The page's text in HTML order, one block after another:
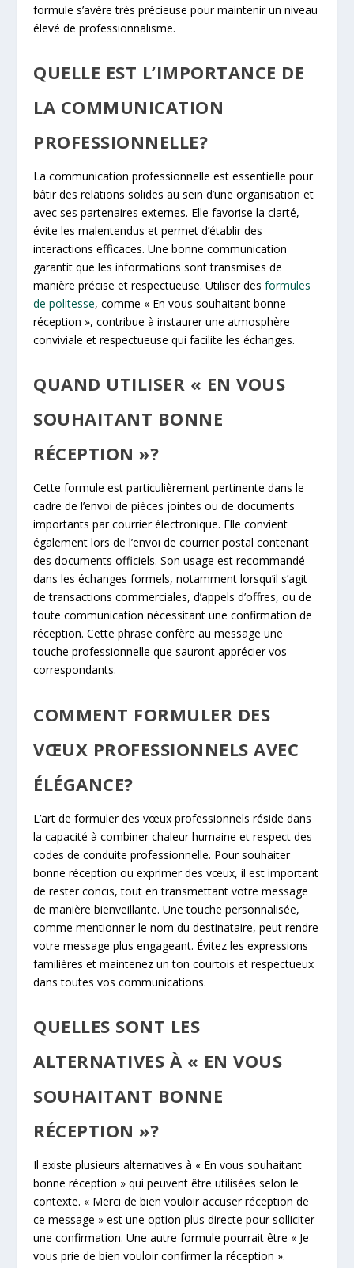
formule s’avère très précieuse pour maintenir un niveau
élevé de professionnalisme.
QUELLE EST L’IMPORTANCE DE
LA COMMUNICATION
PROFESSIONNELLE?
La communication professionnelle est essentielle pour
bâtir des relations solides au sein d’une organisation et
avec ses partenaires externes. Elle favorise la clarté,
évite les malentendus et permet d’établir des
interactions efficaces. Une bonne communication
garantit que les informations sont transmises de
manière précise et respectueuse. Utiliser desformules
de politesse, comme « En vous souhaitant bonne
réception », contribue à instaurer une atmosphère
conviviale et respectueuse qui facilite les échanges.
QUAND UTILISER « EN VOUS
SOUHAITANT BONNE
RÉCEPTION »?
Cette formule est particulièrement pertinente dans le
cadre de l’envoi de pièces jointes ou de documents
importants par courrier électronique. Elle convient
également lors de l’envoi de courrier postal contenant
des documents officiels. Son usage est recommandé
dans les échanges formels, notamment lorsqu’il s’agit
de transactions commerciales, d’appels d’offres, ou de
toute communication nécessitant une confirmation de
réception. Cette phrase confère au message une
touche professionnelle que sauront apprécier vos
correspondants.
COMMENT FORMULER DES
VŒUX PROFESSIONNELS AVEC
ÉLÉGANCE?
L’art de formuler des vœux professionnels réside dans
la capacité à combiner chaleur humaine et respect des
codes de conduite professionnelle. Pour souhaiter
bonne réception ou exprimer des vœux, il est important
de rester concis, tout en transmettant votre message
de manière bienveillante. Une touche personnalisée,
comme mentionner le nom du destinataire, peut rendre
votre message plus engageant. Évitez les expressions
familières et maintenez un ton courtois et respectueux
dans toutes vos communications.
QUELLES SONT LES
ALTERNATIVES À « EN VOUS
SOUHAITANT BONNE
RÉCEPTION »?
Il existe plusieurs alternatives à « En vous souhaitant
bonne réception » qui peuvent être utilisées selon le
contexte. « Merci de bien vouloir accuser réception de
ce message » est une option plus directe pour solliciter
une confirmation. Une autre formule pourrait être « Je
vous prie de bien vouloir confirmer la réception ».